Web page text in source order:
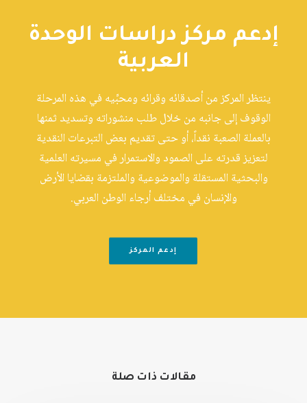
إدعم مركز دراسات الوحدة
العربية
ينتظر المركز من أصدقائه وقرائه ومحبِّيه في هذه المرحلة
الوقوف إلى جانبه من خلال طلب منشوراته وتسديد ثمنها
بالعملة الصعبة نقداً، أو حتى تقديم بعض التبرعات النقدية
لتعزيز قدرته على الصمود والاستمرار في مسيرته العلمية
والبحثية المستقلة والموضوعية والملتزمة بقضايا الأرض
والإنسان في مختلف أرجاء الوطن العربي.
إدعم المركز
مقالات ذات صلة